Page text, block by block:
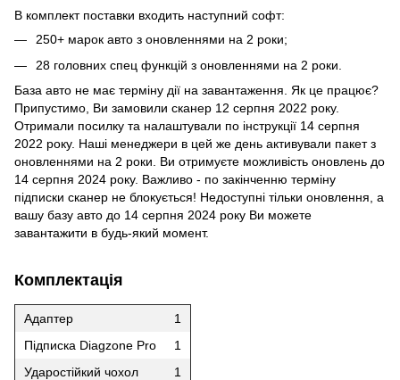
В комплект поставки входить наступний софт:
250+ марок авто з оновленнями на 2 роки;
28 головних спец функцій з оновленнями на 2 роки.
База авто не має терміну дії на завантаження. Як це працює?
Припустимо, Ви замовили сканер 12 серпня 2022 року.
Отримали посилку та налаштували по інструкції 14 серпня
2022 року. Наші менеджери в цей же день активували пакет з
оновленнями на 2 роки. Ви отримуєте можливість оновлень до
14 серпня 2024 року. Важливо - по закінченню терміну
підписки сканер не блокується! Недоступні тільки оновлення, а
вашу базу авто до 14 серпня 2024 року Ви можете
завантажити в будь-який момент.
Комплектація
Адаптер
1
Підписка Diagzone Pro
1
Ударостійкий чохол
1